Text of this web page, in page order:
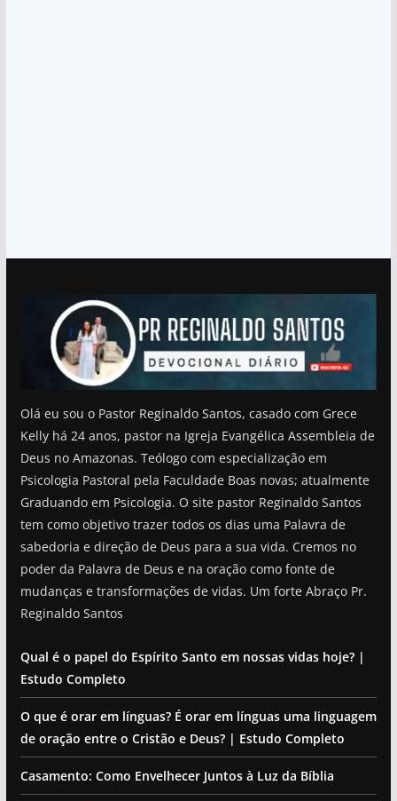
Olá eu sou o Pastor Reginaldo Santos, casado com Grece
Kelly há 24 anos, pastor na Igreja Evangélica Assembleia de
Deus no Amazonas. Teólogo com especialização em
Psicologia Pastoral pela Faculdade Boas novas; atualmente
Graduando em Psicologia. O site pastor Reginaldo Santos
tem como objetivo trazer todos os dias uma Palavra de
sabedoria e direção de Deus para a sua vida. Cremos no
poder da Palavra de Deus e na oração como fonte de
mudanças e transformações de vidas. Um forte Abraço Pr.
Reginaldo Santos
Qual é o papel do Espírito Santo em nossas vidas hoje? |
Estudo Completo
O que é orar em línguas? É orar em línguas uma linguagem
de oração entre o Cristão e Deus? | Estudo Completo
Casamento: Como Envelhecer Juntos à Luz da Bíblia